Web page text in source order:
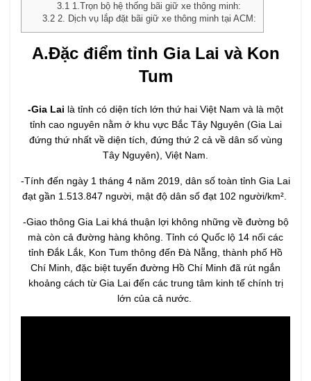
3.1 1.Trọn bộ hệ thống bãi giữ xe thông minh:
3.22. Dịch vụ lắp đặt bãi giữ xe thông minh tại ACM:
A.Đặc điểm tỉnh Gia Lai và Kon
Tum
-Gia Lai là tỉnh có diện tích lớn thứ hai Việt Nam và là một
tỉnh cao nguyên nằm ở khu vực Bắc Tây Nguyên (Gia Lai
đứng thứ nhất về diện tích, đứng thứ 2 cả về dân số vùng
Tây Nguyên), Việt Nam.
-Tính đến ngày 1 tháng 4 năm 2019, dân số toàn tỉnh Gia Lai
đạt gần 1.513.847 người, mật độ dân số đạt 102 người/km².
-Giao thông Gia Lai khá thuận lợi không những về đường bộ
mà còn cả đường hàng không. Tỉnh có Quốc lộ 14 nối các
tỉnh Đắk Lắk, Kon Tum thông đến Đà Nẵng, thành phố Hồ
Chí Minh, đặc biệt tuyến đường Hồ Chí Minh đã rút ngắn
khoảng cách từ Gia Lai đến các trung tâm kinh tế chính trị
lớn của cả nước.